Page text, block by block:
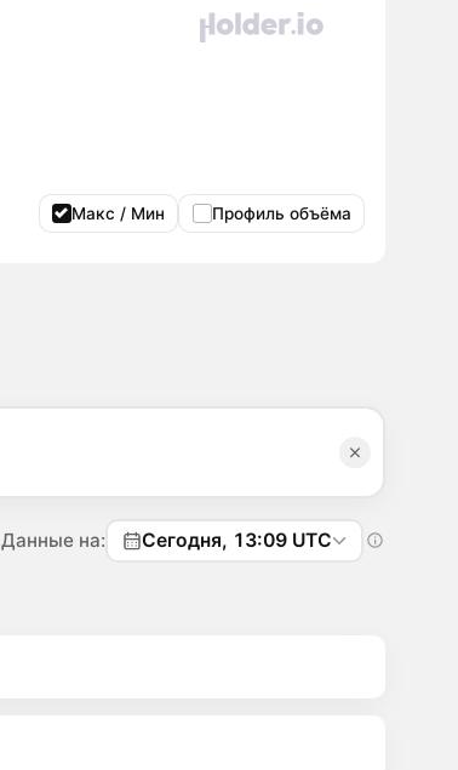
Макс / Мин Профиль объёма
Данные на: Сегодня, 13:09 UTC